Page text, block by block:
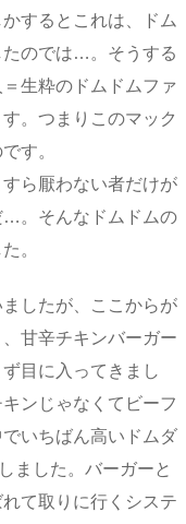
するとこれは、ドム
たのでは…。そうする
生粋のドムドムファ
。つまりこのマック
す。
ら厭わない者だけが
…。そんなドムドムの
。
したが、ここからが
甘辛チキンバーガー
目に入ってきまし
ンじゃなくてビーフ
いちばん高いドムダ
ました。バーガーと
て取りに行くシステ